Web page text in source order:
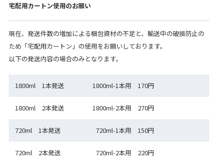
宅配用カートン使用のお願い
現在、発送件数の増加による梱包資材の不足と、輸送中の破損防止の
ため「宅配用カートン」の使用をお願いしております。
以下の発送内容の場合のみとなります。
1800ml 1本発送 1800ml-1本用 170円
1800ml 2本発送 1800ml-2本用 270円
720ml 1本発送 720ml-1本用 150円
720ml 2本発送 720ml-2本用 220円